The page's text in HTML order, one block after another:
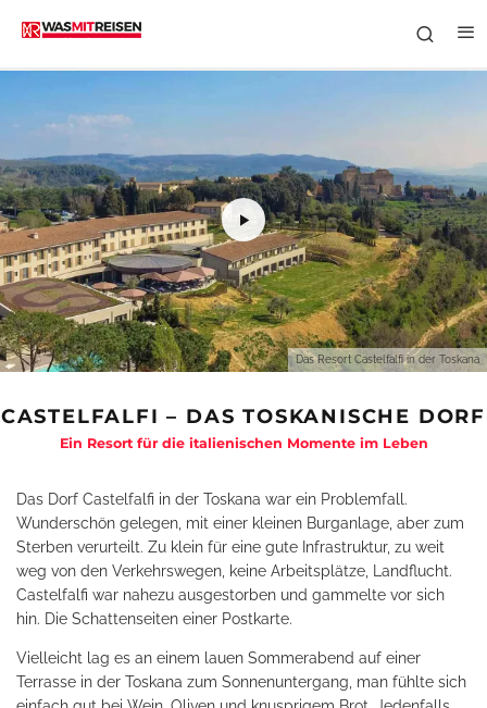
Das Resort Castelfalfi in der Toskana
CASTELFALFI – DAS TOSKANISCHE DORF
Ein Resort für die italienischen Momente im Leben
Das Dorf Castelfalfi in der Toskana war ein Problemfall.
Wunderschön gelegen, mit einer kleinen Burganlage, aber zum
Sterben verurteilt. Zu klein für eine gute Infrastruktur, zu weit
weg von den Verkehrswegen, keine Arbeitsplätze, Landflucht.
Castelfalfi war nahezu ausgestorben und gammelte vor sich
hin. Die Schattenseiten einer Postkarte.
Vielleicht lag es an einem lauen Sommerabend auf einer
Terrasse in der Toskana zum Sonnenuntergang, man fühlte sich